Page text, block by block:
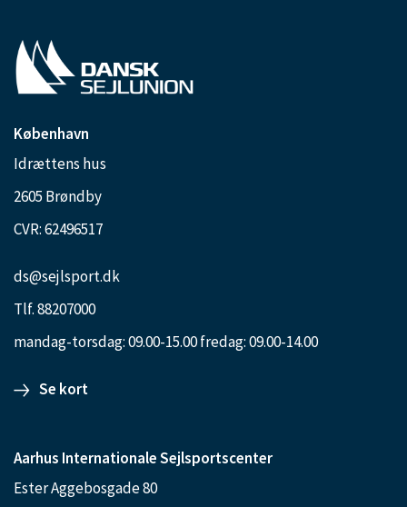
København
Idrættens hus
2605 Brøndby
CVR: 62496517
ds@sejlsport.dk
Tlf. 88207000
mandag-torsdag: 09.00-15.00 fredag: 09.00-14.00
Se kort
Aarhus Internationale Sejlsportscenter
Ester Aggebosgade 80